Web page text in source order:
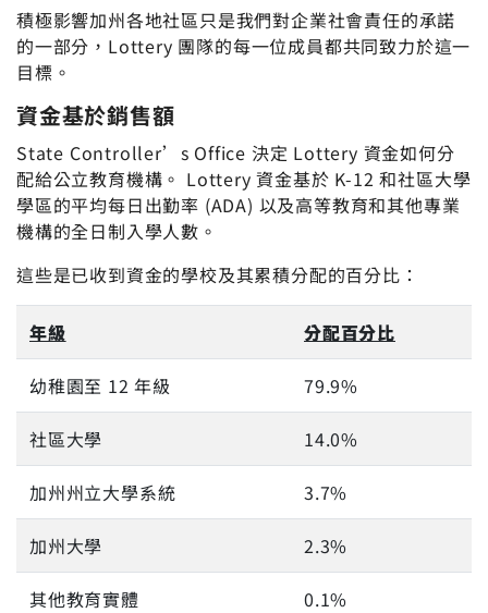
積極影響加州各地社區只是我們對企業社會責任的承諾
的一部分，Lottery 團隊的每一位成員都共同致力於這一
目標。
資金基於銷售額
State Controller’s Office 決定 Lottery 資金如何分
配給公立教育機構。 Lottery 資金基於 K-12 和社區大學
學區的平均每日出勤率 (ADA) 以及高等教育和其他專業
機構的全日制入學人數。
這些是已收到資金的學校及其累積分配的百分比：
年級 分配百分比
幼稚園至 12 年級 79.9%
社區大學 14.0%
加州州立大學系統 3.7%
加州大學 2.3%
其他教育實體 0.1%